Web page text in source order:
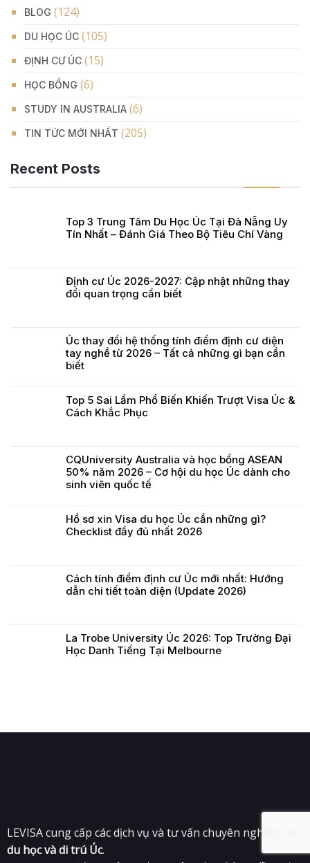
BLOG (124)
DU HỌC ÚC (105)
ĐỊNH CƯ ÚC (15)
HỌC BỔNG (6)
STUDY IN AUSTRALIA (6)
TIN TỨC MỚI NHẤT (205)
Recent Posts
Top 3 Trung Tâm Du Học Úc Tại Đà Nẵng Uy
Tín Nhất – Đánh Giá Theo Bộ Tiêu Chí Vàng
Định cư Úc 2026-2027: Cập nhật những thay
đổi quan trọng cần biết
Úc thay đổi hệ thống tính điểm định cư diện
tay nghề từ 2026 – Tất cả những gì bạn cần
biết
Top 5 Sai Lầm Phổ Biến Khiến Trượt Visa Úc &
Cách Khắc Phục
CQUniversity Australia và học bổng ASEAN
50% năm 2026 – Cơ hội du học Úc dành cho
sinh viên quốc tế
Hồ sơ xin Visa du học Úc cần những gì?
Checklist đầy đủ nhất 2026
Cách tính điểm định cư Úc mới nhất: Hướng
dẫn chi tiết toàn diện (Update 2026)
La Trobe University Úc 2026: Top Trường Đại
Học Danh Tiếng Tại Melbourne
LEVISA cung cấp các dịch vụ và tư vấn chuyên nghiệp về
du học và di trú Úc.